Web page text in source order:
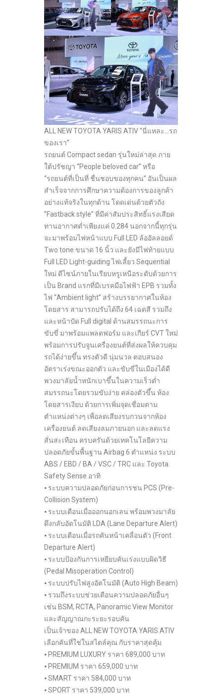
ALL NEW TOYOTA YARIS ATIV “นี่แหละ…รถ
ของเรา”
รถยนต์ Compact sedan รุ่นใหม่ล่าสุด ภาย
ใต้ปรัชญา “People beloved car” หรือ
“รถยนต์ที่เป็นที่ ชื่นชอบของทุกคน” อันเป็นผล
สำเร็จจากการศึกษาความต้องการของลูกค้า
อย่างแท้จริงในทุกด้าน โดดเด่นด้วยตัวถัง
”Fastback style” ที่มีค่าสัมประสิทธิ์แรงเสียด
ทานอากาศต่ำเพียงแค่ 0.284 นอกจากนี้ทุกรุ่น
จะมาพร้อมไฟหน้าแบบ Full LED ล้ออัลลอยด์
Two tone ขนาด 16 นิ้ว และยังมีไฟท้ายแบบ
Full LED Light-guiding ไฟเลี้ยว Sequential
ใหม่ ดีไซน์ภายในเรียบหรูเหนือระดับด้วยการ
เป็น Brand แรกที่มีเบรคมือไฟฟ้า EPB รวมทั้ง
ไฟ “Ambient light” สร้างบรรยากาศในห้อง
โดยสาร สามารถปรับได้ถึง 64 เฉดสี รวมถึง
และหน้าปัด Full digital ด้านสมรรถนะการ
ขับขี่ มาพร้อมแพลตฟอร์ม และเกียร์ CVT ใหม่
พร้อมการปรับจูนเครื่องยนต์ที่ส่งผลให้ควบคุม
รถได้ง่ายขึ้น ทรงตัวดี นุ่มนวล ตอบสนอง
อัตราเร่งขณะออกตัว และขับขี่ในเมืองได้ดี
พวงมาลัยน้ำหนักเบาขึ้นในความเร็วต่ำ
สมรรถนะโดยรวมขับง่าย คล่องตัวขึ้น ห้อง
โดยสารเงียบ ด้วยการเพิ่มจุดเชื่อมตาม
ตำแหน่งต่างๆ เพื่อลดเสียงรบกวนจากห้อง
เครื่องยนต์ ลดเสียงลมภายนอก และลดแรง
สั่นสะเทือน ครบครันด้วยเทคโนโลยีความ
ปลอดภัยขั้นพื้นฐาน Airbag 6 ตำแหน่ง ระบบ
ABS / EBD / BA / VSC / TRC และ Toyota
Safety Sense อาทิ
⦁ ระบบความปลอดภัยก่อนการชน PCS (Pre-
Collision System)
⦁ ระบบเตือนเมื่อออกนอกเลน พร้อมพวงมาลัย
ดึงกลับอัตโนมัติ LDA (Lane Departure Alert)
⦁ ระบบเตือนเมื่อรถคันหน้าเคลื่อนตัว (Front
Departure Alert)
⦁ ระบบป้องกันการเหยียบคันเร่งแบบผิดวิธี
(Pedal Misoperation Control)
⦁ ระบบปรับไฟสูงอัตโนมัติ (Auto High Beam)
⦁ รวมถึงระบบช่วยเตือนความปลอดภัยอื่นๆ
เช่น BSM, RCTA, Panoramic View Monitor
และสัญญาณกะระยะรอบคัน
เป็นเจ้าของ ALL NEW TOYOTA YARIS ATIV
เลือกคันที่ใช่ในสไตล์คุณ กับราคาสุดคุ้ม
⦁ PREMIUM LUXURY ราคา 689,000 บาท
⦁ PREMIUM ราคา 659,000 บาท
⦁ SMART ราคา 584,000 บาท
⦁ SPORT ราคา 539,000 บาท